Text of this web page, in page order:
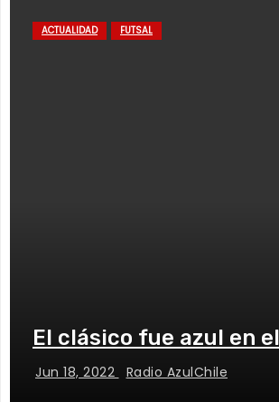
ACTUALIDAD FUTSAL
El clásico fue azul en
Jun 18, 2022 Radio AzulChile